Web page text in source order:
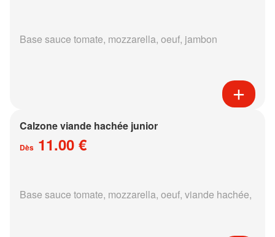
Base sauce tomate, mozzarella, oeuf, jambon
Calzone viande hachée junior
Dès 11.00 €
Base sauce tomate, mozzarella, oeuf, viande hachée,